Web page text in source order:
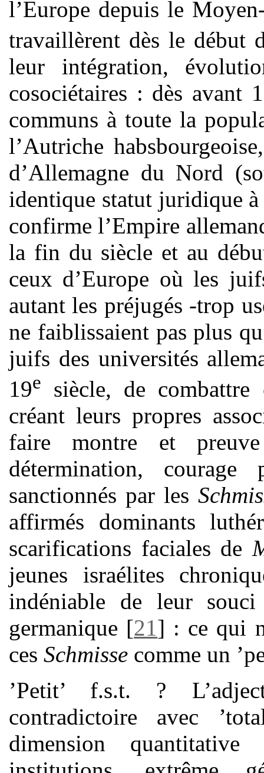
l’Europe depuis le
travaillèrent dès le début
leur intégration,
cosociétaires : dès avant
communs à toute la
l’Autriche
d’Allemagne du Nord
identique statut juridique
confirme l’Empire
la fin du siècle et au
ceux d’Europe où les
autant les préjugés -trop
ne faiblissaient pas plus
juifs des universités
19e
siècle, de combattre
créant leurs propres
faire montre et
détermination,
sanctionnés par les
affirmés dominants
scarifications faciales de
jeunes israélites
indéniable de leur
germanique [21 ] : ce qui
ces Schmisse comme un
’Petit’ f.s.t. ?
contradictoire avec
dimension quantitative